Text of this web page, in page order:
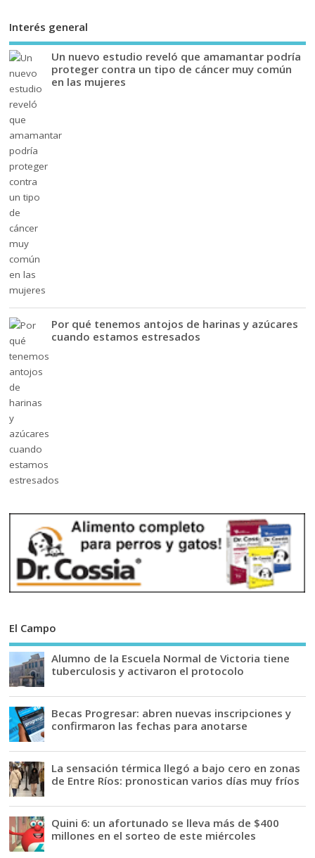
Interés general
Un nuevo estudio reveló que amamantar podría
proteger contra un tipo de cáncer muy común
en las mujeres
Por qué tenemos antojos de harinas y azúcares
cuando estamos estresados
El Campo
Alumno de la Escuela Normal de Victoria tiene
tuberculosis y activaron el protocolo
Becas Progresar: abren nuevas inscripciones y
confirmaron las fechas para anotarse
La sensación térmica llegó a bajo cero en zonas
de Entre Ríos: pronostican varios días muy fríos
Quini 6: un afortunado se lleva más de $400
millones en el sorteo de este miércoles